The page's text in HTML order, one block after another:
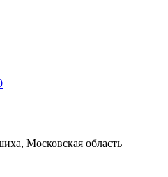
Московская область